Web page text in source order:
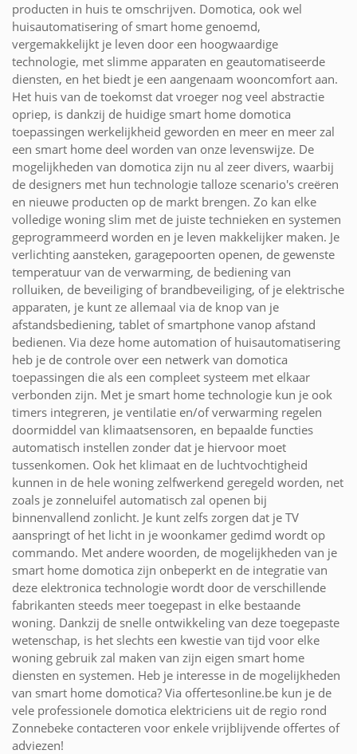
producten in huis te omschrijven. Domotica, ook wel
huisautomatisering of smart home genoemd,
vergemakkelijkt je leven door een hoogwaardige
technologie, met slimme apparaten en geautomatiseerde
diensten, en het biedt je een aangenaam wooncomfort aan.
Het huis van de toekomst dat vroeger nog veel abstractie
opriep, is dankzij de huidige smart home domotica
toepassingen werkelijkheid geworden en meer en meer zal
een smart home deel worden van onze levenswijze. De
mogelijkheden van domotica zijn nu al zeer divers, waarbij
de designers met hun technologie talloze scenario's creëren
en nieuwe producten op de markt brengen. Zo kan elke
volledige woning slim met de juiste technieken en systemen
geprogrammeerd worden en je leven makkelijker maken. Je
verlichting aansteken, garagepoorten openen, de gewenste
temperatuur van de verwarming, de bediening van
rolluiken, de beveiliging of brandbeveiliging, of je elektrische
apparaten, je kunt ze allemaal via de knop van je
afstandsbediening, tablet of smartphone vanop afstand
bedienen. Via deze home automation of huisautomatisering
heb je de controle over een netwerk van domotica
toepassingen die als een compleet systeem met elkaar
verbonden zijn. Met je smart home technologie kun je ook
timers integreren, je ventilatie en/of verwarming regelen
doormiddel van klimaatsensoren, en bepaalde functies
automatisch instellen zonder dat je hiervoor moet
tussenkomen. Ook het klimaat en de luchtvochtigheid
kunnen in de hele woning zelfwerkend geregeld worden, net
zoals je zonneluifel automatisch zal openen bij
binnenvallend zonlicht. Je kunt zelfs zorgen dat je TV
aanspringt of het licht in je woonkamer gedimd wordt op
commando. Met andere woorden, de mogelijkheden van je
smart home domotica zijn onbeperkt en de integratie van
deze elektronica technologie wordt door de verschillende
fabrikanten steeds meer toegepast in elke bestaande
woning. Dankzij de snelle ontwikkeling van deze toegepaste
wetenschap, is het slechts een kwestie van tijd voor elke
woning gebruik zal maken van zijn eigen smart home
diensten en systemen. Heb je interesse in de mogelijkheden
van smart home domotica? Via offertesonline.be kun je de
vele professionele domotica elektriciens uit de regio rond
Zonnebeke contacteren voor enkele vrijblijvende offertes of
adviezen!